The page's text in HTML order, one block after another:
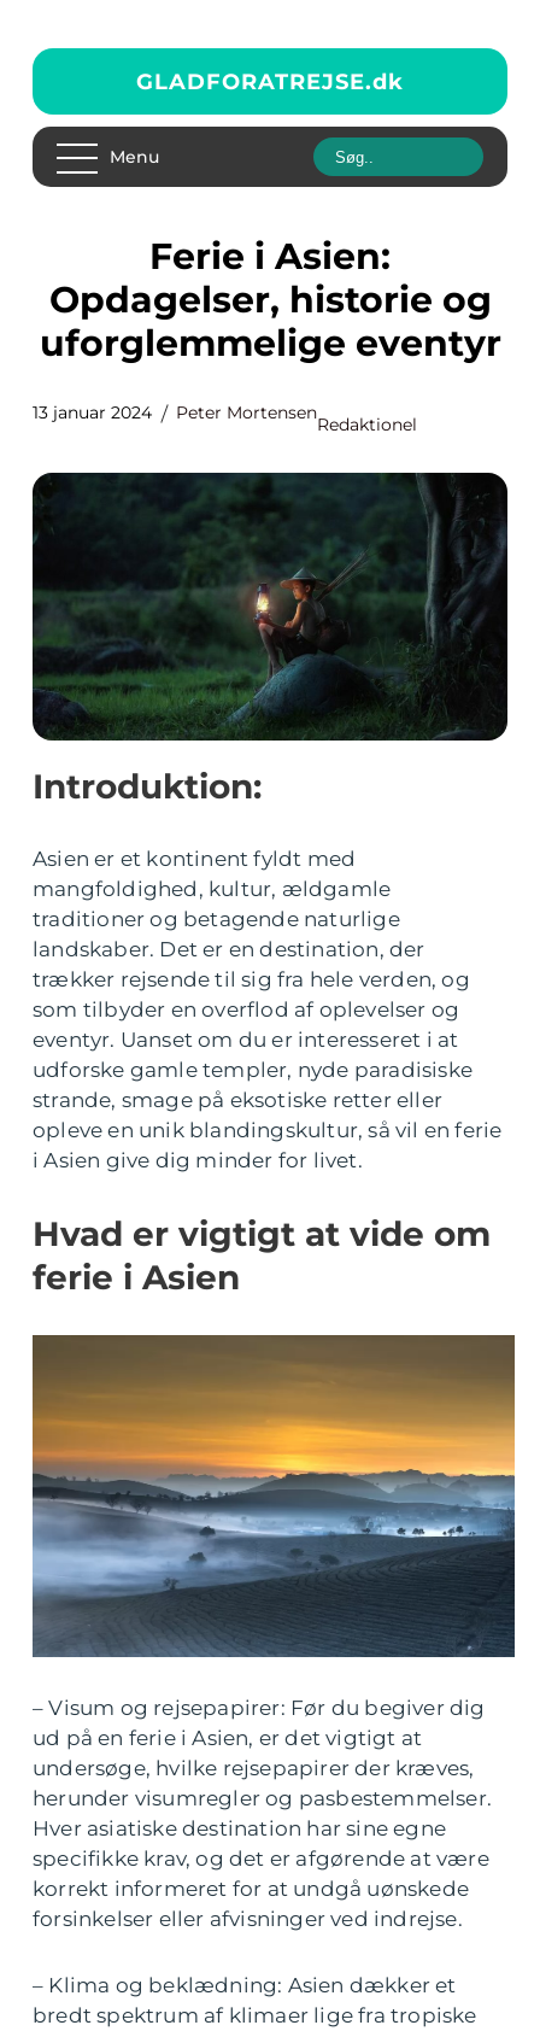
GLADFORATREJSE.dk
Menu
Ferie i Asien:
Opdagelser, historie og
uforglemmelige eventyr
13 januar 2024 Peter Mortensen
Redaktionel
Introduktion:
Asien er et kontinent fyldt med
mangfoldighed, kultur, ældgamle
traditioner og betagende naturlige
landskaber. Det er en destination, der
trækker rejsende til sig fra hele verden, og
som tilbyder en overflod af oplevelser og
eventyr. Uanset om du er interesseret i at
udforske gamle templer, nyde paradisiske
strande, smage på eksotiske retter eller
opleve en unik blandingskultur, så vil en ferie
i Asien give dig minder for livet.
Hvad er vigtigt at vide om
ferie i Asien
– Visum og rejsepapirer: Før du begiver dig
ud på en ferie i Asien, er det vigtigt at
undersøge, hvilke rejsepapirer der kræves,
herunder visumregler og pasbestemmelser.
Hver asiatiske destination har sine egne
specifikke krav, og det er afgørende at være
korrekt informeret for at undgå uønskede
forsinkelser eller afvisninger ved indrejse.
– Klima og beklædning: Asien dækker et
bredt spektrum af klimaer lige fra tropiske